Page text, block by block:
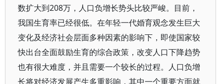
数扩大到208万，人口负增长势头比较严峻。目前，
我国生育率已经很低。在年轻一代婚育观念发生巨大
变化及经济社会层面多种因素的影响下，即使国家较
快出台全面鼓励生育的综合政策，改变人口下降趋势
也有很大难度，并且需要一个较长的过程。人口负增
长将对经济发展产生多重影响，其中一个重要方面就